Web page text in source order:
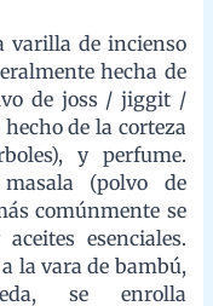
del